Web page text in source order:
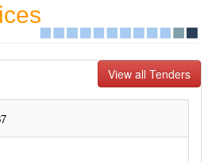
View all Tenders